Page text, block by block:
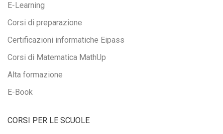
E-Learning
Corsi di preparazione
Certificazioni informatiche Eipass
Corsi di Matematica MathUp
Alta formazione
E-Book
CORSI PER LE SCUOLE